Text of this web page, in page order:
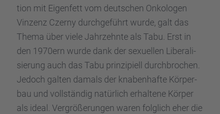
tion mit Eigen­fett vom deutschen Onkolo­gen
Vinzenz Czerny durch­ge­führt wurde, galt das
Thema über viele Jahrzehnte als Tabu. Erst in
den 1970ern wurde dank der sexuel­len Libera­li­
sie­rung auch das Tabu prinzi­pi­ell durch­bro­chen.
Jedoch galten damals der knaben­hafte Körper­
bau und vollstän­dig natür­lich erhal­tene Körper
als ideal. Vergrö­ße­run­gen waren folglich eher die